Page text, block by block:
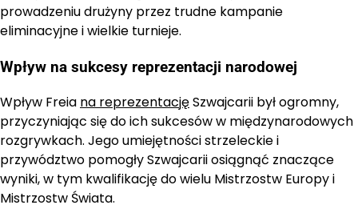
prowadzeniu drużyny przez trudne kampanie
eliminacyjne i wielkie turnieje.
Wpływ na sukcesy reprezentacji narodowej
Wpływ Freia na reprezentacjęSzwajcarii był ogromny,
przyczyniając się do ich sukcesów w międzynarodowych
rozgrywkach. Jego umiejętności strzeleckie i
przywództwo pomogły Szwajcarii osiągnąć znaczące
wyniki, w tym kwalifikację do wielu Mistrzostw Europy i
Mistrzostw Świata.